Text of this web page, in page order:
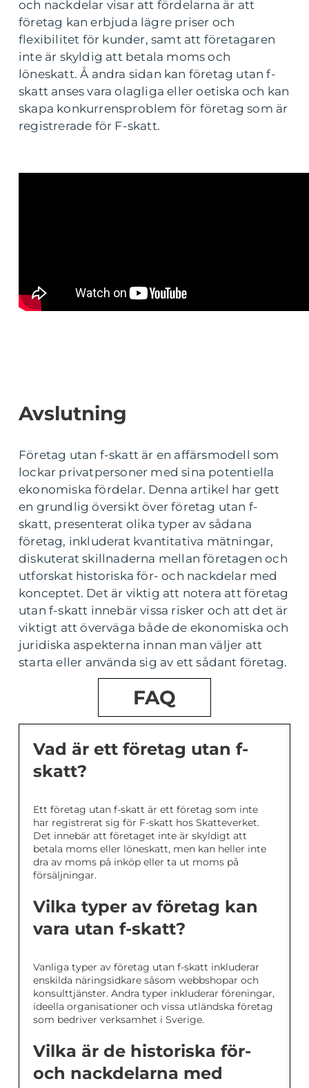
och nackdelar visar att fördelarna är att
företag kan erbjuda lägre priser och
flexibilitet för kunder, samt att företagaren
inte är skyldig att betala moms och
löneskatt. Å andra sidan kan företag utan f-
skatt anses vara olagliga eller oetiska och kan
skapa konkurrensproblem för företag som är
registrerade för F-skatt.
Avslutning
Företag utan f-skatt är en affärsmodell som
lockar privatpersoner med sina potentiella
ekonomiska fördelar. Denna artikel har gett
en grundlig översikt över företag utan f-
skatt, presenterat olika typer av sådana
företag, inkluderat kvantitativa mätningar,
diskuterat skillnaderna mellan företagen och
utforskat historiska för- och nackdelar med
konceptet. Det är viktig att notera att företag
utan f-skatt innebär vissa risker och att det är
viktigt att överväga både de ekonomiska och
juridiska aspekterna innan man väljer att
starta eller använda sig av ett sådant företag.
FAQ
Vad är ett företag utan f-
skatt?
Ett företag utan f-skatt är ett företag som inte
har registrerat sig för F-skatt hos Skatteverket.
Det innebär att företaget inte är skyldigt att
betala moms eller löneskatt, men kan heller inte
dra av moms på inköp eller ta ut moms på
försäljningar.
Vilka typer av företag kan
vara utan f-skatt?
Vanliga typer av företag utan f-skatt inkluderar
enskilda näringsidkare såsom webbshopar och
konsulttjänster. Andra typer inkluderar föreningar,
ideella organisationer och vissa utländska företag
som bedriver verksamhet i Sverige.
Vilka är de historiska för-
och nackdelarna med